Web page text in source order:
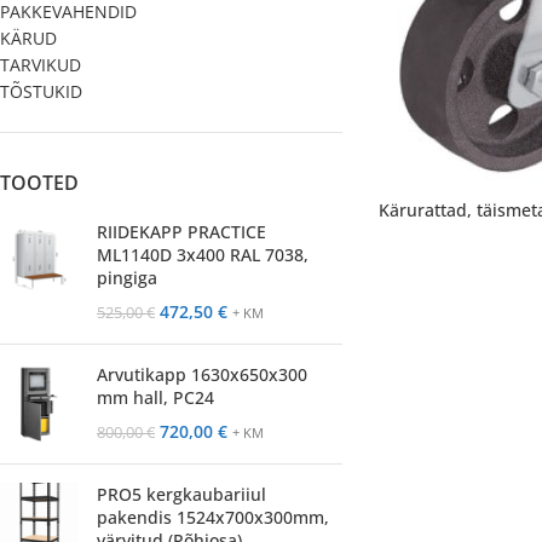
PAKKEVAHENDID
KÄRUD
TARVIKUD
TÕSTUKID
TOOTED
RIIDEKAPP PRACTICE
ML1140D 3x400 RAL 7038,
pingiga
525,00€ 472,50 € + KM
Arvutikapp 1630x650x300
mm hall, PC24
800,00€ 720,00 € + KM
PRO5 kergkaubariiul
pakendis 1524x700x300mm,
Kärurattad,